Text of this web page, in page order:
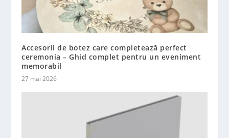
Accesorii de botez care completează perfect
ceremonia – Ghid complet pentru un eveniment
memorabil
27 mai 2026